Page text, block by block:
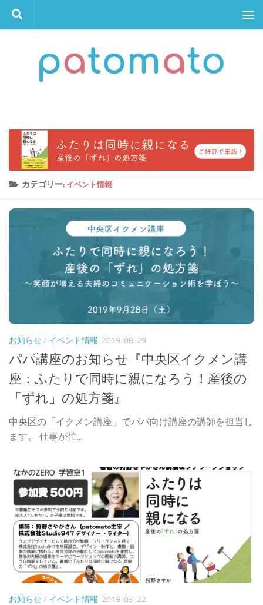
コンテンツへスキップ
カテゴリー: イベント情報
お知らせ/ イベント情報 2019-08-29
パパ講座のお知らせ『中央区イクメン講
座：ふたりで同時に親になろう！産後の
「ずれ」の処方箋』
中央区の「イクメン講座」でパパ向け講座の講師を担当し
ます。 仕事が忙...
お知らせ/ イベント情報 2019-03-22